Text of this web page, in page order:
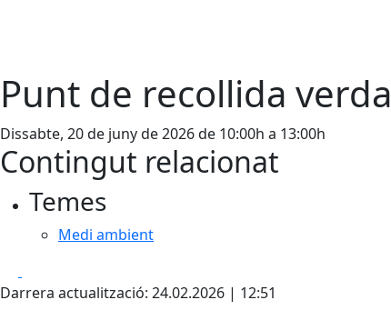
Punt de recollida verda
Dissabte, 20 de juny de 2026 de 10:00h a 13:00h
Contingut relacionat
Temes
Medi ambient
Darrera actualització: 24.02.2026 | 12:51